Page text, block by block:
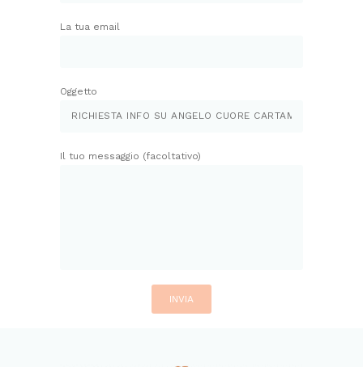
La tua email
Oggetto
Il tuo messaggio (facoltativo)